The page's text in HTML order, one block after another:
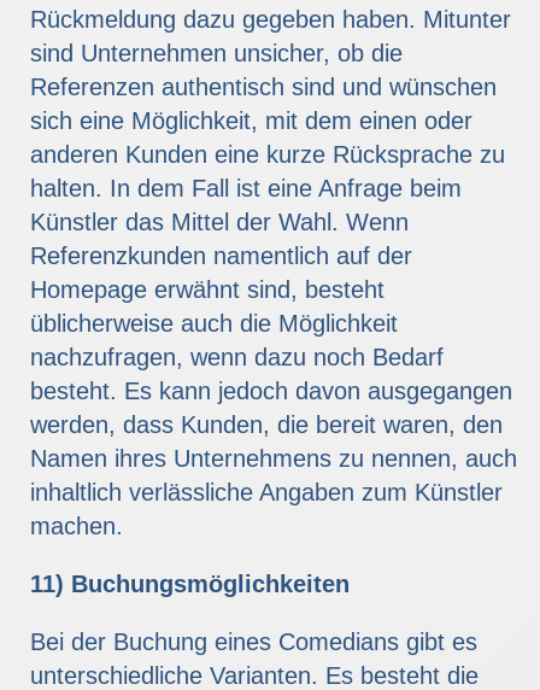
Rückmeldung dazu gegeben haben. Mitunter
sind Unternehmen unsicher, ob die
Referenzen authentisch sind und wünschen
sich eine Möglichkeit, mit dem einen oder
anderen Kunden eine kurze Rücksprache zu
halten. In dem Fall ist eine Anfrage beim
Künstler das Mittel der Wahl. Wenn
Referenzkunden namentlich auf der
Homepage erwähnt sind, besteht
üblicherweise auch die Möglichkeit
nachzufragen, wenn dazu noch Bedarf
besteht. Es kann jedoch davon ausgegangen
werden, dass Kunden, die bereit waren, den
Namen ihres Unternehmens zu nennen, auch
inhaltlich verlässliche Angaben zum Künstler
machen.
11) Buchungsmöglichkeiten
Bei der Buchung eines Comedians gibt es
unterschiedliche Varianten. Es besteht die